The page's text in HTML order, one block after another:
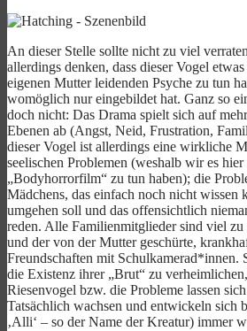
An dieser Stelle sollte nicht zu viel
allerdings denken, dass dieser Vogel
eigenen Mutter leidenden Psyche zu tun
womöglich nur eingebildet hat. Ganz so
doch nicht: Das Drama spielt sich auf
Ebenen ab (Angst, Neid, Frustration,
dieser Vogel ist allerdings eine wirkliche
seelischen Problemen (weshalb wir es
„Bodyhorrorfilm“ zu tun haben); die
Mädchens, das einfach noch nicht wissen
umgehen soll und das offensichtlich
reden. Alle Familienmitglieder sind viel
und der von der Mutter geschürte,
Freundschaften mit Schulkamerad*innen.
die Existenz ihrer „Brut“ zu
Riesenvogel bzw. die Probleme lassen
Tatsächlich wachsen und entwickeln sich
‚Alli‘ – so der Name der Kreatur) immer